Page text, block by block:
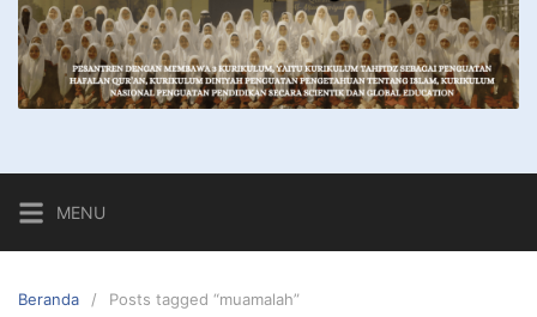
MENU
Beranda Posts tagged “muamalah”